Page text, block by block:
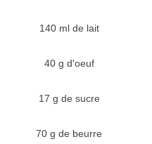
140 ml de lait
40 g d'oeuf
17 g de sucre
70 g de beurre